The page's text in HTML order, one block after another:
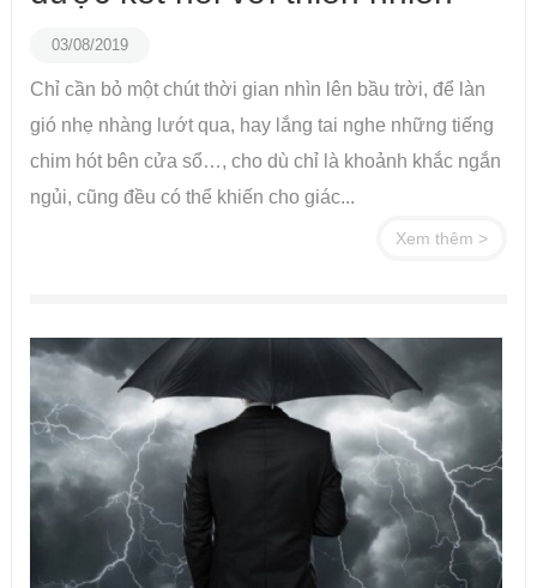
03/08/2019
Chỉ cần bỏ một chút thời gian nhìn lên bầu trời, để làn
gió nhẹ nhàng lướt qua, hay lắng tai nghe những tiếng
chim hót bên cửa sổ…, cho dù chỉ là khoảnh khắc ngắn
ngủi, cũng đều có thể khiến cho giác...
Xem thêm >